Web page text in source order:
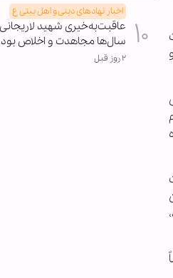
اخبار نهادهای دینی و اهل بیتی ع
عاقبت‌به‌خیری شهید
سال‌ها مجاهدت و اخلاص بود
۲ روز قبل